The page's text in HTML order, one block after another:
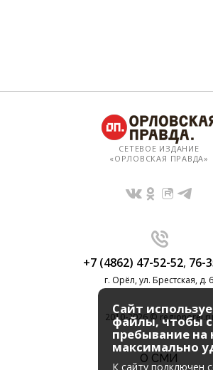
СЕТЕВОЕ ИЗДАНИЕ
«ОРЛОВСКАЯ ПРАВДА»
+7 (4862) 47-52-52, 76-
г. Орёл, ул. Брестская, д. 6
2010-2026 © regionorel.ru
О СМИ
Сайт
файлы, чтобы
пребывание на
максимально
К cайту подключен